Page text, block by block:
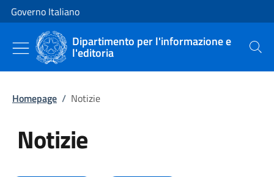
Vai al contenuto
Vai alla navigazione del sito
Governo Italiano
Dipartimento per l'informazione e
l'editoria Cerca
Homepage / Notizie
Notizie